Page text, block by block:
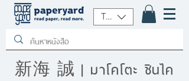
THB (฿)
新海 誠 | มาโคโตะ ชินไค